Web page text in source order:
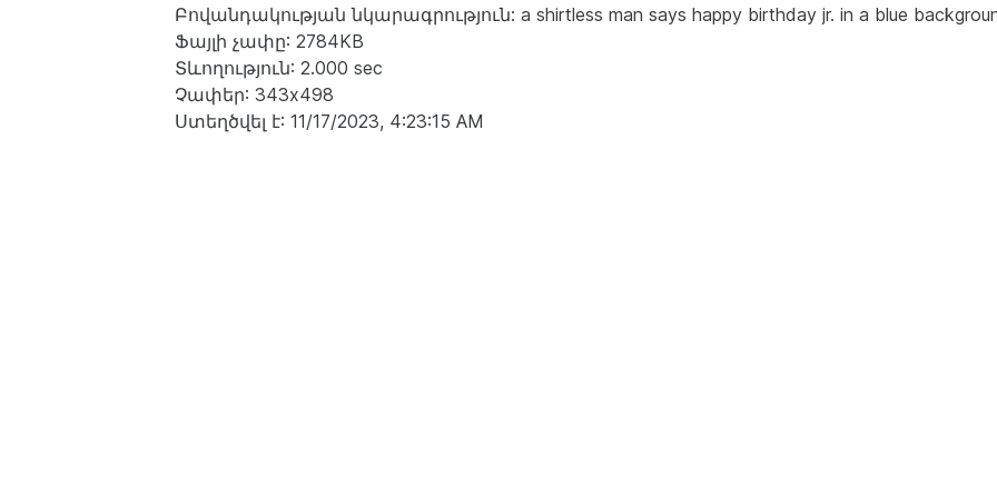
Բովանդակության նկարագրություն: a shirtless man says happy birthday jr. in a blue
Ֆայլի չափը: 2784KB
Տևողություն: 2.000 sec
Չափեր: 343x498
Ստեղծվել է: 11/17/2023, 4:23:15 AM